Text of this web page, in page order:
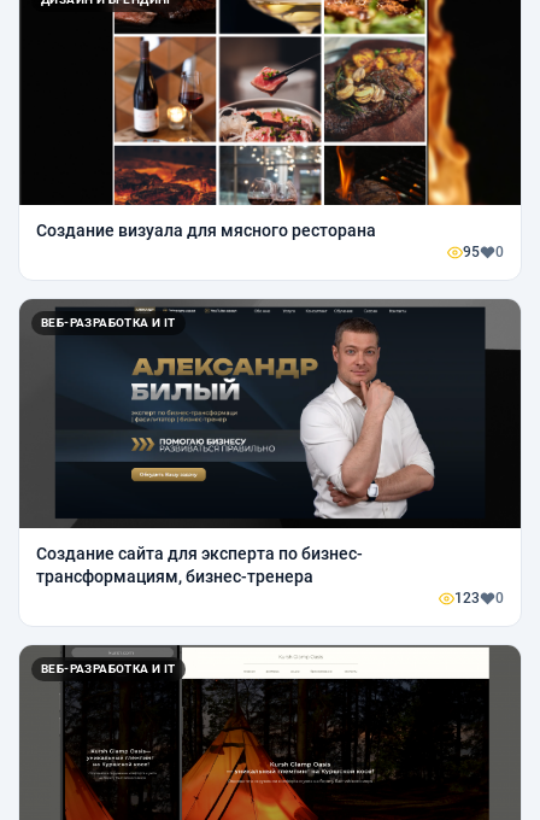
Создание визуала для мясного ресторана
95 0
ВЕБ-РАЗРАБОТКА И IT
Создание сайта для эксперта по бизнес-
трансформациям, бизнес-тренера
123 0
ВЕБ-РАЗРАБОТКА И IT